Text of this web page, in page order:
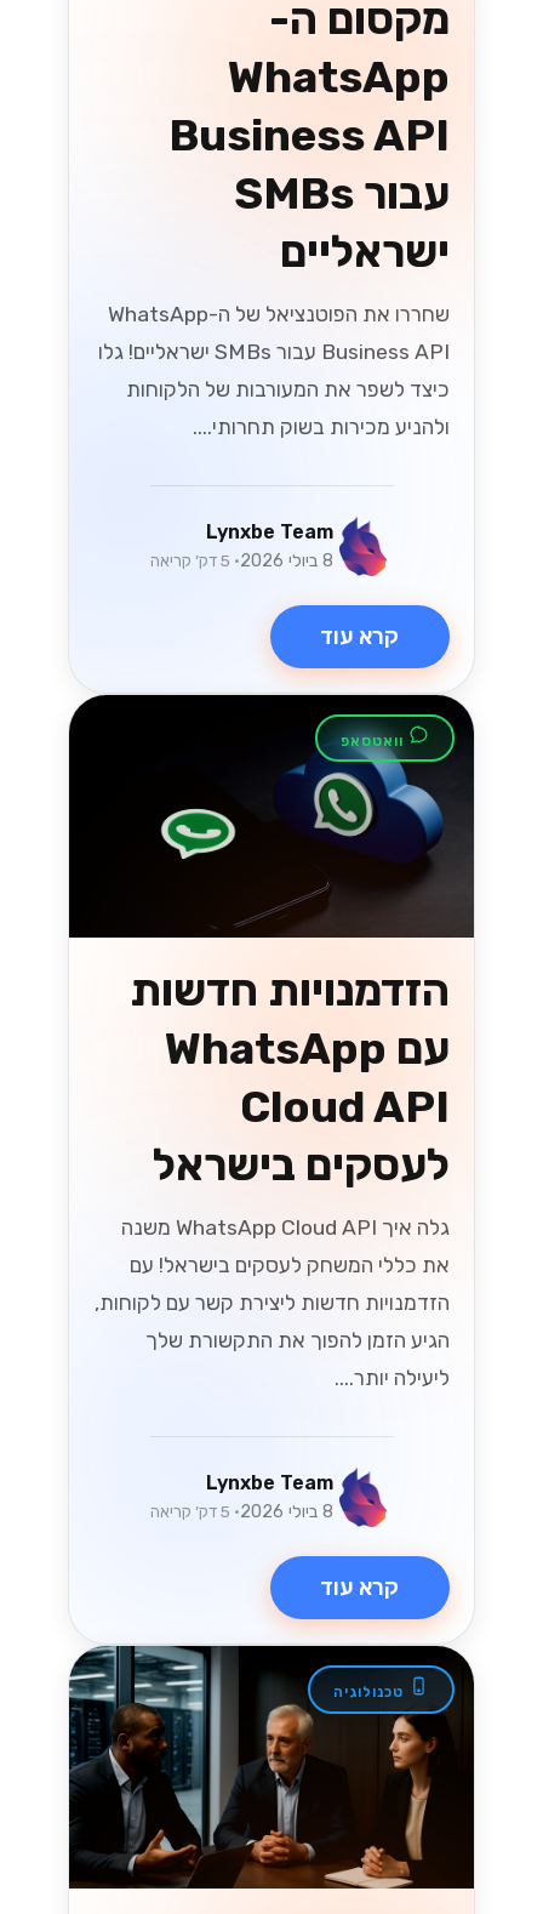
מקסום ה-
WhatsApp
Business API
עבור SMBs
ישראליים
שחררו את הפוטנציאל של ה-WhatsApp
Business API עבור SMBs ישראליים! גלו
כיצד לשפר את המעורבות של הלקוחות
ולהניע מכירות בשוק תחרותי....
Lynxbe Team
8 ביולי 2026 • 5 דק׳ קריאה
קרא עוד
וואטסאפ
הזדמנויות חדשות
עם WhatsApp
Cloud API
לעסקים בישראל
גלה איך WhatsApp Cloud API משנה
את כללי המשחק לעסקים בישראל! עם
הזדמנויות חדשות ליצירת קשר עם לקוחות,
הגיע הזמן להפוך את התקשורת שלך
ליעילה יותר....
Lynxbe Team
8 ביולי 2026 • 5 דק׳ קריאה
קרא עוד
טכנולוגיה